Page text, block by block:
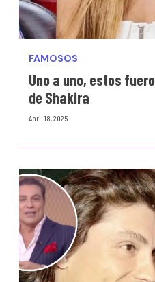
FAMOSOS
Uno a uno, estos
de Shakira
Abril 18, 2025